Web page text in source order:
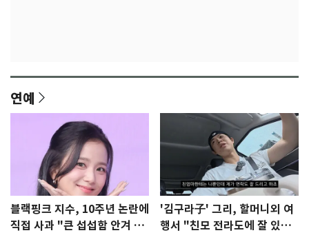
연예
블랙핑크 지수, 10주년 논란에
직접 사과 "큰 섭섭함 안겨 미
'김구라子' 그리, 할머니외 여
행서 "친모 전라도에 잘 있